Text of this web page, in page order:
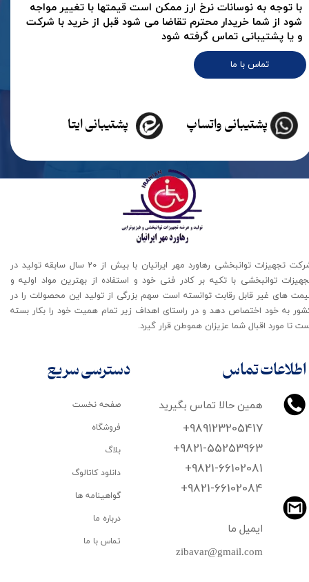
تماس با ما
پشتیبانی ایتا پشتیبانی واتساپ
با توجه به نوسانات نرخ ارز ممکن است قیمتها با تغییر مواجه
شود از شما خریدار محترم تقاضا می شود قبل از خرید با شرکت
و یا پشتیبانی تماس گرفته شود
اطلاعات تماس
همین حالا تماس بگیرید
+989123205417
+9821-55253963
+9821-66102081
​​​​​​​+9821-66102084
zibavar@gmail.com
ایمیل ما
شرکت تجهیزات توانبخشی رهاورد مهر ایرانیان با بیش از 20 سال سابقه تولید در
توانبخشی با تکیه بر کادر فنی خود و استفاده از بهترین مواد اولیه و
های غیر قابل رقابت توانسته است سهم بزرگی از تولید این محصولات را در
به خود اختصاص دهد و در راستای اهداف زیر تمام همیت خود را بکار بسته
تا مورد اقبال شما عزیزان هموطن قرار گیرد​​​​​​​.
صفحه نخست
فروشگاه
بلاگ
دانلود کاتالوگ
گواهینامه ها
درباره ما
تماس با ما
دسترسی سریع